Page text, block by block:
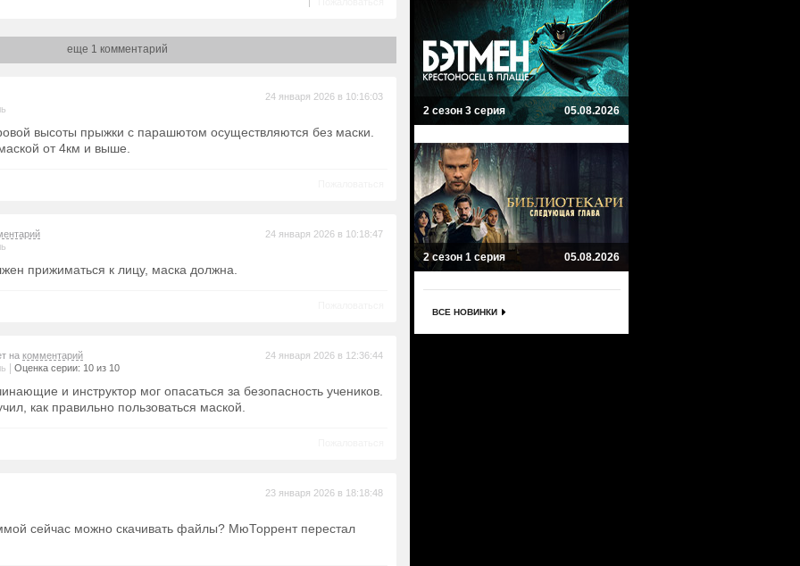
еще 1 комментарий
24 января 2026 в 10:16:03
высоты прыжки с парашютом осуществляются без маски.
от 4км и выше.
24 января 2026 в 10:18:47
прижиматься к лицу, маска должна.
на комментарий
Оценка серии: 10 из 10
24 января 2026 в 12:36:44
и инструктор мог опасаться за безопасность учеников.
как правильно пользоваться маской.
23 января 2026 в 18:18:48
сейчас можно скачивать файлы? МюТоррент перестал
2 сезон 3 серия 05.08.2026
2 сезон 1 серия 05.08.2026
ВСЕ НОВИНКИ